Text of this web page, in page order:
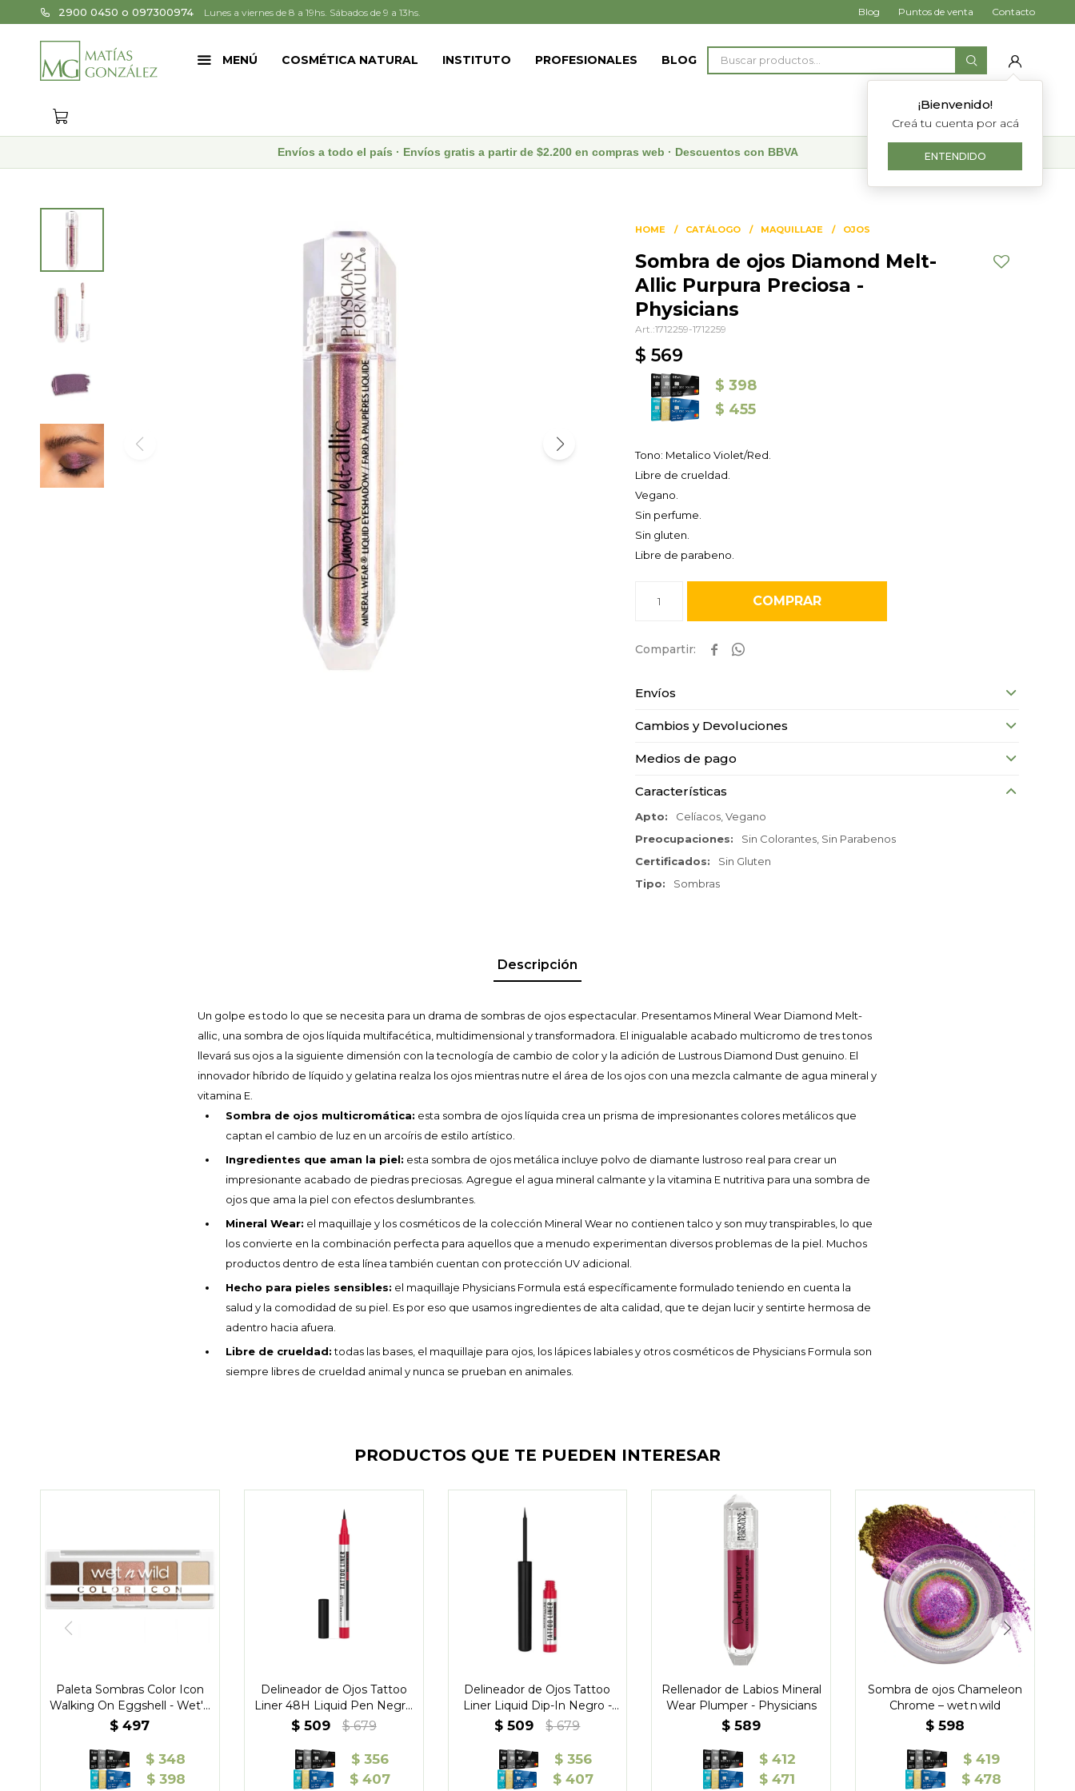
MENÚ COSMÉTICA NATURAL INSTITUTO PROFESIONALES BLOG
¡Bienvenido!
Creá tu cuenta por acá
ENTENDIDO
2900 0450 o 097300974 Lunes a viernes de 8 a 19hs. Sábados de 9 a 13hs. Blog Puntos de venta Contacto
Envíos a todo el país · Envíos gratis a partir de $2.200 en compras web · Descuentos con BBVA
HOME CATÁLOGO MAQUILLAJE OJOS
Sombra de ojos Diamond Melt-
Allic Purpura Preciosa -
Physicians
1712259-1712259
$ 569
$ 398
$ 455
Tono: Metalico Violet/Red.
Libre de crueldad.
Vegano.
Sin perfume.
Sin gluten.
Libre de parabeno.
1 COMPRAR
 
Envíos
Cambios y Devoluciones
Medios de pago
Características
Apto
Celíacos, Vegano
Preocupaciones
Sin Colorantes, Sin Parabenos
Certificados
Sin Gluten
Tipo
Sombras
Descripción
Un golpe es todo lo que se necesita para un drama de sombras de ojos espectacular. Presentamos Mineral Wear Diamond Melt-
allic, una sombra de ojos líquida multifacética, multidimensional y transformadora. El inigualable acabado multicromo de tres tonos
llevará sus ojos a la siguiente dimensión con la tecnología de cambio de color y la adición de Lustrous Diamond Dust genuino. El
innovador híbrido de líquido y gelatina realza los ojos mientras nutre el área de los ojos con una mezcla calmante de agua mineral y
vitamina E.
Sombra de ojos multicromática: esta sombra de ojos líquida crea un prisma de impresionantes colores metálicos que
captan el cambio de luz en un arcoíris de estilo artístico.
Ingredientes que aman la piel: esta sombra de ojos metálica incluye polvo de diamante lustroso real para crear un
impresionante acabado de piedras preciosas. Agregue el agua mineral calmante y la vitamina E nutritiva para una sombra de
ojos que ama la piel con efectos deslumbrantes.
Mineral Wear: el maquillaje y los cosméticos de la colección Mineral Wear no contienen talco y son muy transpirables, lo que
los convierte en la combinación perfecta para aquellos que a menudo experimentan diversos problemas de la piel. Muchos
productos dentro de esta línea también cuentan con protección UV adicional.
Hecho para pieles sensibles: el maquillaje Physicians Formula está específicamente formulado teniendo en cuenta la
salud y la comodidad de su piel. Es por eso que usamos ingredientes de alta calidad, que te dejan lucir y sentirte hermosa de
adentro hacia afuera.
Libre de crueldad:todas las bases, el maquillaje para ojos, los lápices labiales y otros cosméticos de Physicians Formula son
siempre libres de crueldad animal y nunca se prueban en animales.
PRODUCTOS QUE TE PUEDEN INTERESAR
Paleta Sombras Color Icon
Walking On Eggshell - Wet'n
Wild
$ 497
$ 348
$ 398
Delineador de Ojos Tattoo
Liner 48H Liquid Pen Negro
Maybelline
$ 509 $ 679
$ 356
$ 407
Delineador de Ojos Tattoo
Liner Liquid Dip-In Negro -
Maybelline
$ 509 $ 679
$ 356
$ 407
Rellenador de Labios Mineral
Wear Plumper - Physicians
$ 589
$ 412
$ 471
Sombra de ojos Chameleon
Chrome – wet n wild
$ 598
$ 419
$ 478